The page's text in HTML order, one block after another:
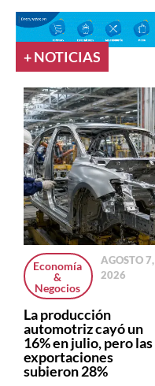
+ NOTICIAS
Economía
&
Negocios
AGOSTO 7,
2026
La producción
automotriz cayó un
16% en julio, pero las
exportaciones
subieron 28%